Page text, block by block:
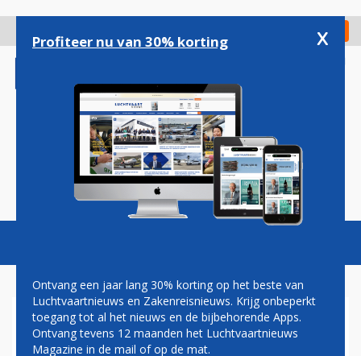
gaan
Check in
Magazine Podcasts Vacatures
RYANAIR NEEMT
Profiteer nu van 30% korting x
Ontvang een jaar lang 30% korting op het beste van
Luchtvaartnieuws en Zakenreisnieuws. Krijg onbeperkt
toegang tot al het nieuws en de bijbehorende Apps.
Ontvang tevens 12 maanden het Luchtvaartnieuws
Magazine in de mail of op de mat.